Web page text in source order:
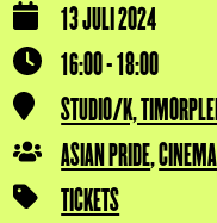
13 JULI 2024
16:00 - 18:00
STUDIO/K,
ASIAN PRIDE,
TICKETS